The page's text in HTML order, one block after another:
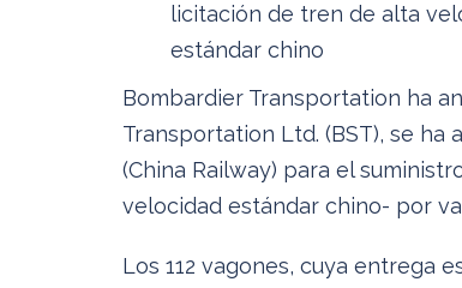
licitación de tren de alta
estándar chino
Bombardier Transportation ha
Transportation Ltd. (BST), se ha
(China Railway) para el
velocidad estándar chino- por
Los 112 vagones, cuya entrega